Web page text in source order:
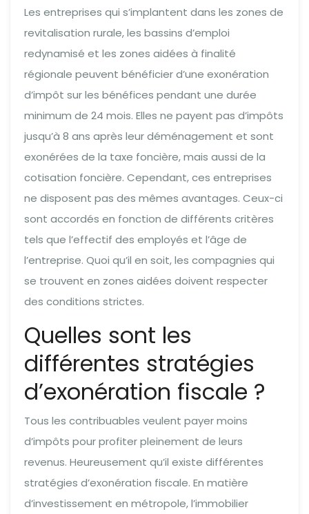
Les entreprises qui s’implantent dans les zones de
revitalisation rurale, les bassins d’emploi
redynamisé et les zones aidées à finalité
régionale peuvent bénéficier d’une exonération
d’impôt sur les bénéfices pendant une durée
minimum de 24 mois. Elles ne payent pas d’impôts
jusqu’à 8 ans après leur déménagement et sont
exonérées de la taxe foncière, mais aussi de la
cotisation foncière. Cependant, ces entreprises
ne disposent pas des mêmes avantages. Ceux-ci
sont accordés en fonction de différents critères
tels que l’effectif des employés et l’âge de
l’entreprise. Quoi qu’il en soit, les compagnies qui
se trouvent en zones aidées doivent respecter
des conditions strictes.
Quelles sont les
différentes stratégies
d’exonération fiscale ?
Tous les contribuables veulent payer moins
d’impôts pour profiter pleinement de leurs
revenus. Heureusement qu’il existe différentes
stratégies d’exonération fiscale. En matière
d’investissement en métropole, l’immobilier